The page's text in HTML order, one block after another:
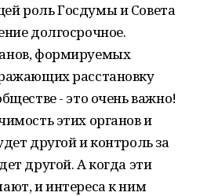
роль Госдумы и Совета
долгосрочное.
формируемых
расстановку
- это очень важно!
этих органов и
другой и контроль за
другой. А когда эти
и интереса к ним